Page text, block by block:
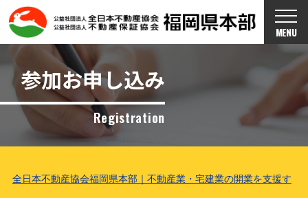
MENU
参加お申し込み
Registration
全日本不動産協会福岡県本部｜不動産業・宅建業の開業を支援す